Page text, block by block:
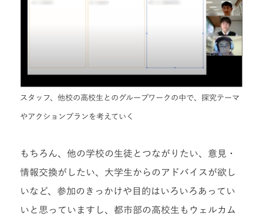
スタッフ、他校の高校生とのグループワークの中で、探究テーマ
やアクションプランを考えていく
もちろん、他の学校の生徒とつながりたい、意見・
情報交換がしたい、大学生からのアドバイスが欲し
いなど、参加のきっかけや目的はいろいろあってい
いと思っていますし、都市部の高校生もウェルカム